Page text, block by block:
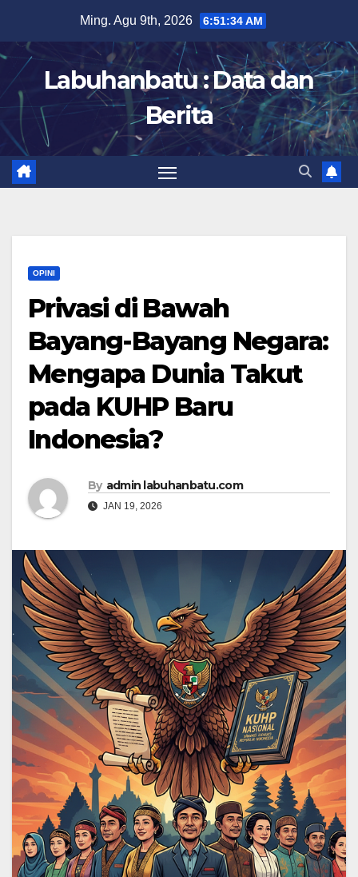
content
Ming. Agu 9th, 2026 6:51:35 AM
Labuhanbatu : Data dan
Berita
OPINI
Privasi di Bawah
Bayang-Bayang Negara:
Mengapa Dunia Takut
pada KUHP Baru
Indonesia?
By admin labuhanbatu.com
JAN 19, 2026